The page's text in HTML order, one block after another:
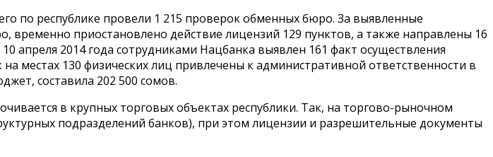
по республике провели 1 215 проверок обменных бюро. За выявленные
приостановлено действие лицензий 129 пунктов, а также направлены 16
апреля 2014 года сотрудниками Нацбанка выявлен 161 факт осуществления
местах 130 физических лиц привлечены к административной ответственности в
составила 202 500 сомов.
в крупных торговых объектах республики. Так, на торгово-рыночном
подразделений банков), при этом лицензии и разрешительные документы